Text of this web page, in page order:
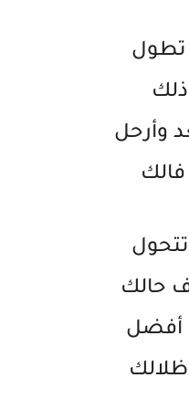
تطول
وأرحل
فالك
حالك
أفضل